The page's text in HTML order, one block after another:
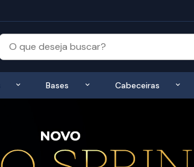
Exibir submenu de Colchões
Bases Exibir submenu de Bases
Cabeceiras